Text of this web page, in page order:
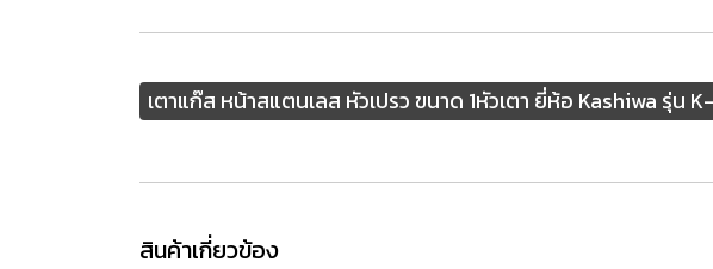
เตาแก๊ส หน้าสแตนเลส หัวเปรว ขนาด 1หัวเตา ยี่ห้อ Kashiwa รุ่น
สินค้าเกี่ยวข้อง